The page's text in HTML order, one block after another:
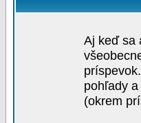
Aj keď sa
pohľady
(okrem